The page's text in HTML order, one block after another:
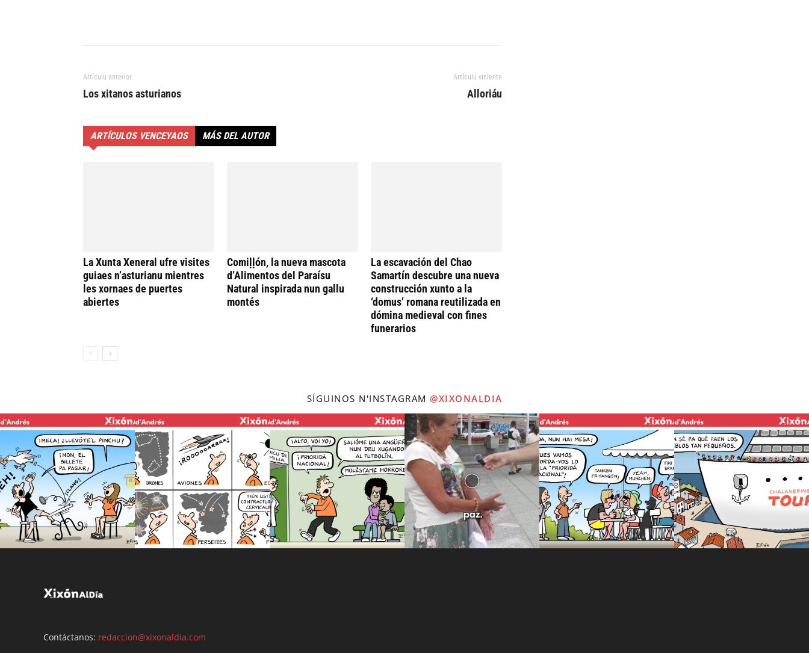
Artículu anterior
Los xitanos asturianos
Artículu viniente
Alloriáu
ARTÍCULOS VENCEYAOS MÁS DEL AUTOR
La Xunta Xeneral ufre visites
guiaes n’asturianu mientres
les xornaes de puertes
abiertes
Comiḷḷón, la nueva mascota
d’Alimentos del Paraísu
Natural inspirada nun gallu
montés
La escavación del Chao
Samartín descubre una nueva
construcción xunto a la
‘domus’ romana reutilizada en
dómina medieval con fines
funerarios
SÍGUINOS N'INSTAGRAM @XIXONALDIA
Contáctanos: redaccion@xixonaldia.com